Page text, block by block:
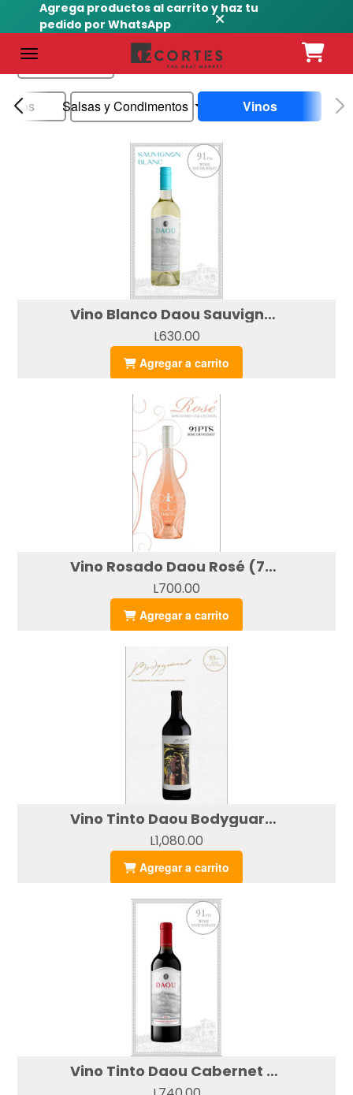
Agrega productos al carrito y haz tu
pedido por WhatsApp
Nombre
Salsas y Condimentos Vinos
Vino Blanco Daou Sauvignon Blanc (750ml)
L630.00
Agregar a carrito
Vino Rosado Daou Rosé (750ml)
L700.00
Agregar a carrito
Vino Tinto Daou Bodyguard (750ml)
L1,080.00
Agregar a carrito
Vino Tinto Daou Cabernet Sauvignon (750ml)